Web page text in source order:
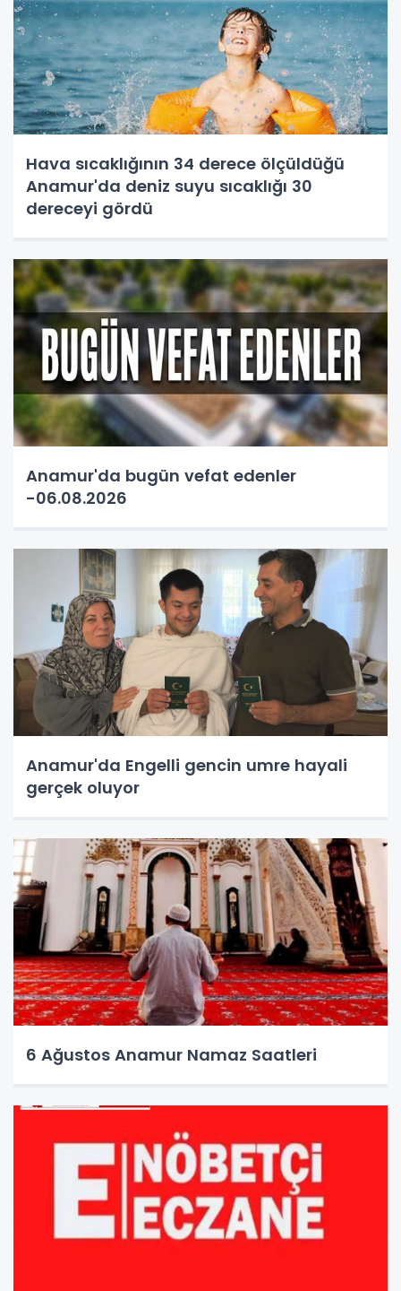
Hava sıcaklığının 34 derece ölçüldüğü
Anamur'da deniz suyu sıcaklığı 30
dereceyi gördü
Anamur'da bugün vefat edenler
-06.08.2026
Anamur'da Engelli gencin umre hayali
gerçek oluyor
6 Ağustos Anamur Namaz Saatleri